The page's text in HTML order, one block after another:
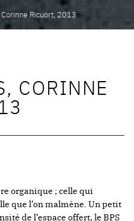
Ricuort, 2013
CORINNE
organique ; celle qui
que l’on malmène. Un petit
de l’espace offert, le BPS